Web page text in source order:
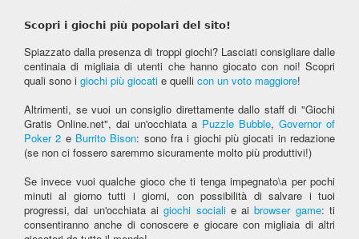
Scopri i giochi più popolari del sito!
Spiazzato dalla presenza di troppi giochi? Lasciati consigliare dalle
centinaia di migliaia di utenti che hanno giocato con noi! Scopri
quali sono i giochi più giocati e quelli con un voto maggiore!
Altrimenti, se vuoi un consiglio direttamente dallo staff di "Giochi
Gratis Online.net", dai un'occhiata a Puzzle Bubble, Governor of
Poker 2 e Burrito Bison: sono fra i giochi più giocati in redazione
(se non ci fossero saremmo sicuramente molto più produttivi!)
Se invece vuoi qualche gioco che ti tenga impegnato\a per pochi
minuti al giorno tutti i giorni, con possibilità di salvare i tuoi
progressi, dai un'occhiata aigiochi socialie aibrowser game: ti
consentiranno anche di conoscere e giocare con migliaia di altri